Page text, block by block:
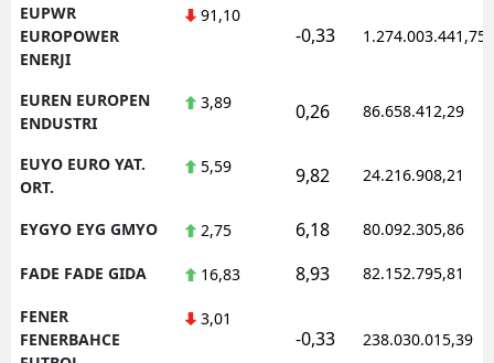
EUPWR
EUROPOWER
ENERJI
91,10
-0,33 1.274.003.441,75
EUREN EUROPEN
ENDUSTRI
3,89 0,26 86.658.412,29
EUYO EURO YAT.
ORT.
5,59 9,82 24.216.908,21
EYGYO EYG GMYO 2,75 6,18 80.092.305,86
FADE FADE GIDA 16,83 8,93 82.152.795,81
FENER
FENERBAHCE
3,01
-0,33 238.030.015,39